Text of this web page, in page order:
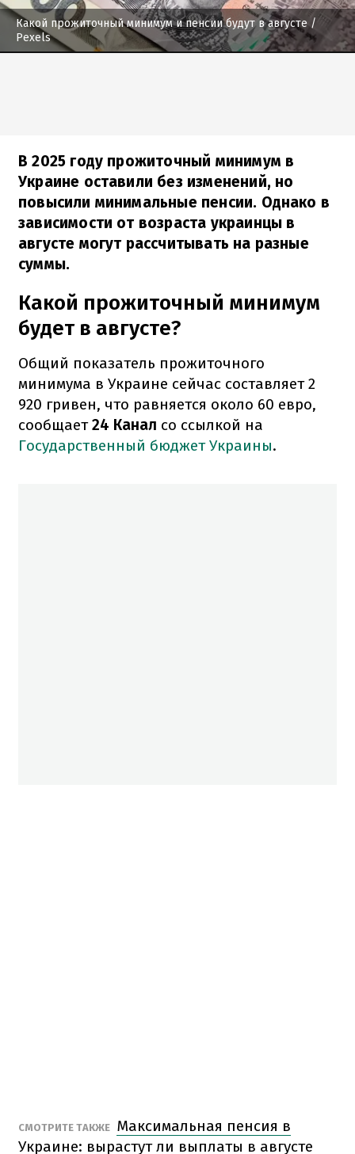
Какой прожиточный минимум и пенсии будут в августе/
Рexels
В 2025 году прожиточный минимум в
Украине оставили без изменений, но
повысили минимальные пенсии. Однако в
зависимости от возраста украинцы в
августе могут рассчитывать на разные
суммы.
Какой прожиточный минимум
будет в августе?
Общий показатель прожиточного
минимума в Украине сейчас составляет 2
920 гривен, что равняется около 60 евро,
сообщает24 Канал со ссылкой на
Государственный бюджет Украины.
СМОТРИТЕ ТАКЖЕ Максимальная пенсия в
Украине: вырастут ли выплаты в августе